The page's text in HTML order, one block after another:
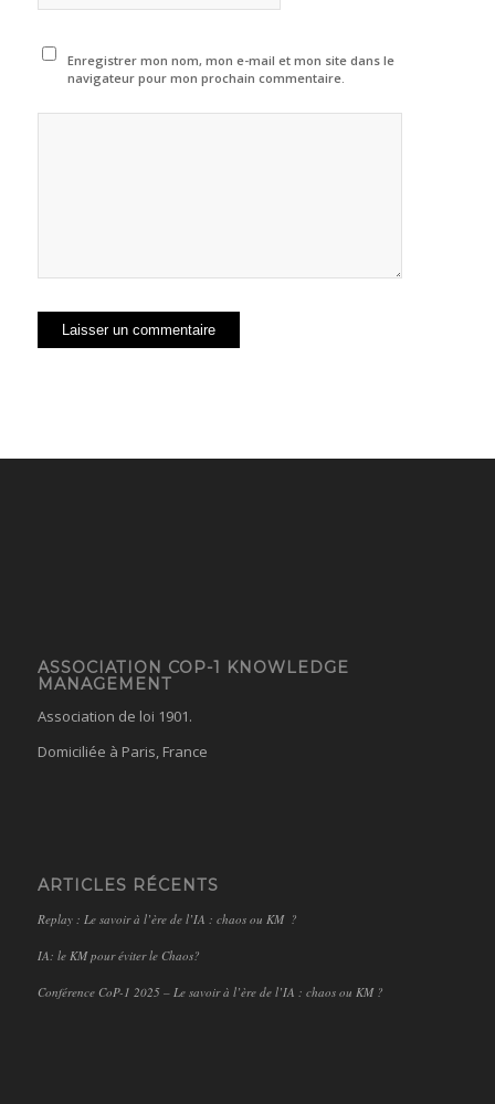
Enregistrer mon nom, mon e-mail et mon site dans le
navigateur pour mon prochain commentaire.
ASSOCIATION COP-1 KNOWLEDGE
MANAGEMENT
Association de loi 1901.
Domiciliée à Paris, France
ARTICLES RÉCENTS
Replay : Le savoir à l’ère de l’IA : chaos ou KM ?
IA: le KM pour éviter le Chaos?
Conférence CoP-1 2025 – Le savoir à l’ère de l’IA : chaos ou KM ?